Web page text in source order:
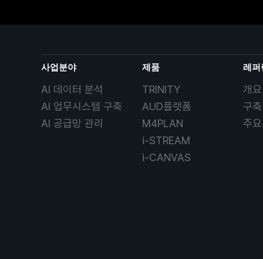
사업분야
AI 데이터 분석
AI 업무시스템 구축
AI 공급망 관리
제품
TRINITY
AUD플랫폼
M4PLAN
i-STREAM
i-CANVAS
레퍼
개요
구
주